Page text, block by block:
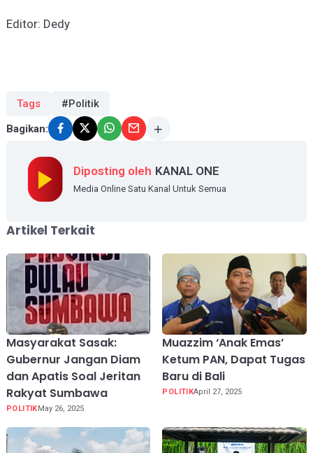
Editor: Dedy
Tags #Politik
Bagikan:
Diposting oleh KANAL ONE
Media Online Satu Kanal Untuk Semua
Artikel Terkait
Masyarakat Sasak:
Gubernur Jangan Diam
dan Apatis Soal Jeritan
Rakyat Sumbawa
POLITIKMay 26, 2025
Muazzim ‘Anak Emas’
Ketum PAN, Dapat Tugas
Baru di Bali
POLITIKApril 27, 2025